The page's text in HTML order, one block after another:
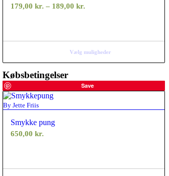
179,00 kr. – 189,00 kr.
189,00 kr.
Vælg muligheder
Save
By Jette Friis
Smykke pung
650,00 kr.
Købsbetingelser